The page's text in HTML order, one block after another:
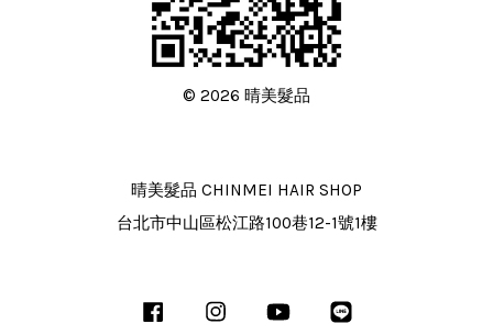
© 2026 晴美髮品
晴美髮品 CHINMEI HAIR SHOP
台北市中山區松江路100巷12-1號1樓
Facebook InstagramYouTube